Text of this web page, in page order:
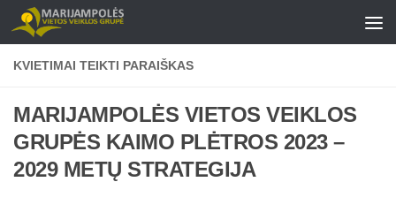
Skip to content
KVIETIMAI TEIKTI PARAIŠKAS
MARIJAMPOLĖS VIETOS VEIKLOS
GRUPĖS KAIMO PLĖTROS 2023 –
2029 METŲ STRATEGIJA